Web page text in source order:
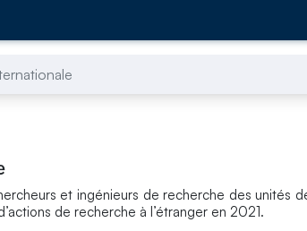
et ingénieurs de recherche des unités
de recherche à l’étranger en 2021.